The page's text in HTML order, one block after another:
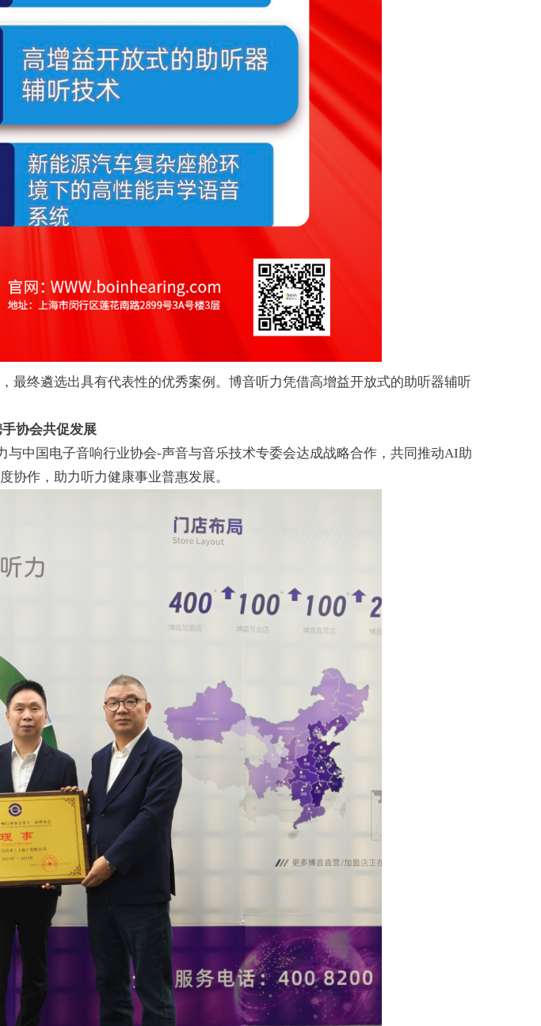
最终遴选出具有代表性的优秀案例。博音听力凭借高增益开放式的助听器辅听
协会共促发展
与中国电子音响行业协会-声音与音乐技术专委会达成战略合作，共同推动AI助
协作，助力听力健康事业普惠发展。